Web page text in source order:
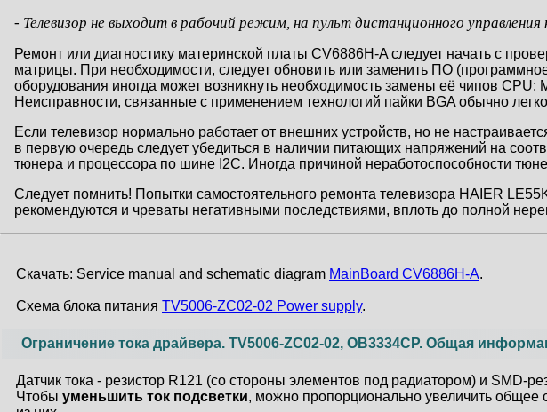
- Телевизор не выходит в рабочий режим, на пульт дистанционного
Ремонт или диагностику материнской платы CV6886H-A следует начать с
матрицы. При необходимости, следует обновить или заменить ПО
оборудования иногда может возникнуть необходимость замены её чипов
Неисправности, связанные с применением технологий пайки BGA обычно
Если телевизор нормально работает от внешних устройств, но не
в первую очередь следует убедиться в наличии питающих напряжений на
тюнера и процессора по шине I2C. Иногда причиной неработоспособности
Следует помнить! Попытки самостоятельного ремонта телевизора HAIER
рекомендуются и чреваты негативными последствиями, вплоть до полной
Скачать: Service manual and schematic diagram MainBoard CV6886H-A.
Схема блока питания TV5006-ZC02-02 Power supply.
Ограничение тока драйвера. TV5006-ZC02-02, OB3334CP. Общая
Датчик тока - резистор R121 (со стороны элементов под радиатором) и SMD-
Чтобы уменьшить ток подсветки, можно пропорционально увеличить общее